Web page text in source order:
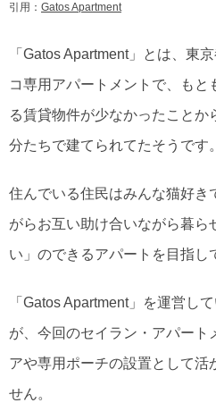
引用： Gatos Apartment
「Gatos Apartment」とは、東
コ専用アパートメントで、もと
る賃貸物件が少なかったことか
分たちで建てられてたそうです。
住んでいる住民はみんな猫好き
がらお互い助け合いながら暮ら
い」のできるアパートを目指し
「Gatos Apartment」を運営し
が、今回のセイラン・アパート
アや専用ポーチの設置として活
せん。